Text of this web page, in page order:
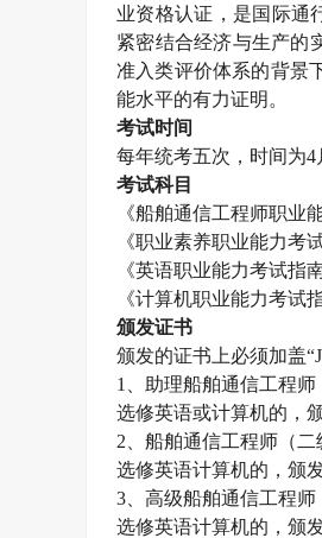
业资格认证，是国际通
紧密结合经济与生产的
准入类评价体系的背景
能水平的有力证明。
考试时间
每年统考五次，时间为4
考试科目
《船舶通信工程师职业
《职业素养职业能力考
《英语职业能力考试指
《计算机职业能力考试
颁发证书
颁发的证书上必须加盖“
1
、助理船舶通信工程
选修英语或计算机的，
2 、船舶通信工程师（
选修英语计算机的，颁
3 、高级船舶通信工程
选修英语计算机的，颁